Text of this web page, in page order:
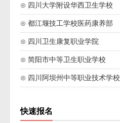
⊙ 四川大学附设华西卫生学校
⊙ 都江堰技工学校医药康养部
⊙ 四川卫生康复职业学院
⊙ 简阳市中等卫生职业学校
⊙ 四川阿坝州中等职业技术学校
快速报名